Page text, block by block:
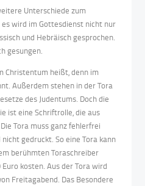
Unterschiede zum
wird im Gottesdienst nicht nur
und Hebräisch gesprochen.
gesungen.
Christentum heißt, denn im
Außerdem stehen in der Tora
des Judentums. Doch die
ist eine Schriftrolle, die aus
Tora muss ganz fehlerfrei
gedruckt. So eine Tora kann
berühmten Toraschreiber
kosten. Aus der Tora wird
Freitagabend. Das Besondere